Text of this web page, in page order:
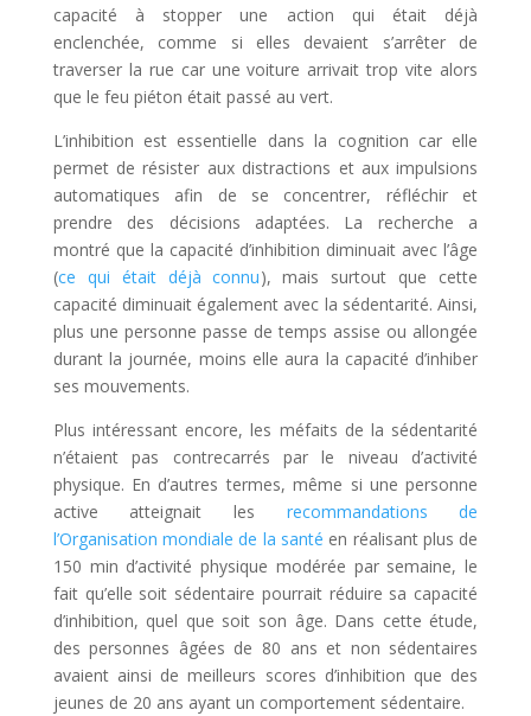
capacité à stopper une action qui était déjà
enclenchée, comme si elles devaient s’arrêter de
traverser la rue car une voiture arrivait trop vite alors
que le feu piéton était passé au vert.
L’inhibition est essentielle dans la cognition car elle
permet de résister aux distractions et aux impulsions
automatiques afin de se concentrer, réfléchir et
prendre des décisions adaptées. La recherche a
montré que la capacité d’inhibition diminuait avec l’âge
(ce qui était déjà connu), mais surtout que cette
capacité diminuait également avec la sédentarité. Ainsi,
plus une personne passe de temps assise ou allongée
durant la journée, moins elle aura la capacité d’inhiber
ses mouvements.
Plus intéressant encore, les méfaits de la sédentarité
n’étaient pas contrecarrés par le niveau d’activité
physique. En d’autres termes, même si une personne
active atteignait les recommandations de
l’Organisation mondiale de la santé en réalisant plus de
150 min d’activité physique modérée par semaine, le
fait qu’elle soit sédentaire pourrait réduire sa capacité
d’inhibition, quel que soit son âge. Dans cette étude,
des personnes âgées de 80 ans et non sédentaires
avaient ainsi de meilleurs scores d’inhibition que des
jeunes de 20 ans ayant un comportement sédentaire.